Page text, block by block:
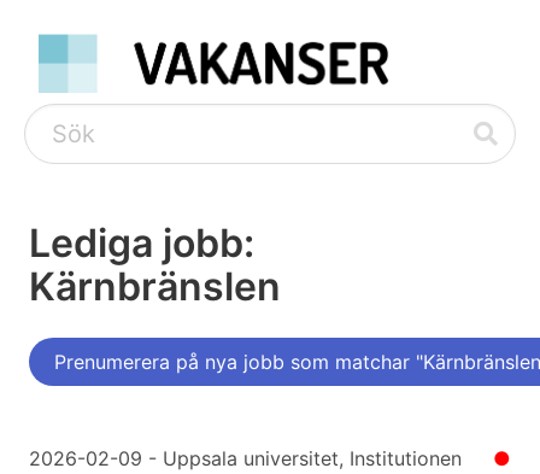
Lediga jobb:
Kärnbränslen
Prenumerera på nya jobb som matchar
●
2026-02-09 - Uppsala universitet, Institutionen